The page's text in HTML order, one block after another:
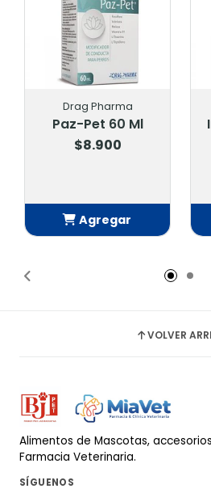
Drag Pharma
Paz-Pet 60 Ml
$8.900
Agregar
VOLVER
Alimentos de Mascotas,
Farmacia Veterinaria.
SÍGUENOS